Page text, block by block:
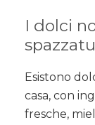
I dolci
Esistono
casa, con
fresche,